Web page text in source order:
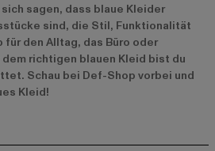
sagen, dass blaue Kleider
sind, die Stil, Funktionalität
für den Alltag, das Büro oder
richtigen blauen Kleid bist du
Schau bei Def-Shop vorbei und
Kleid!